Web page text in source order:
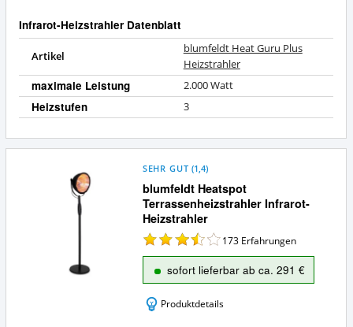
Infrarot-Heizstrahler Datenblatt
Artikel
blumfeldt Heat Guru Plus
Heizstrahler
maximale Leistung 2.000 Watt
Heizstufen 3
blumfeldt Heatspot
Terrassenheizstrahler Infrarot-
Heizstrahler
SEHR GUT (1,4)
173 Erfahrungen
sofort lieferbar ab ca. 291 €
Produktdetails